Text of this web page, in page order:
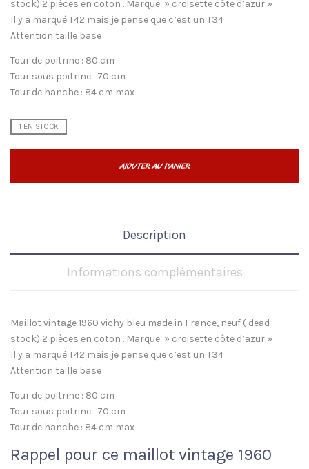
stock) 2 pièces en coton . Marque » croisette côte d’azur »
Il y a marqué T42 mais je pense que c’est un T34
Attention taille base
Tour de poitrine : 80 cm
Tour sous poitrine : 70 cm
Tour de hanche : 84 cm max
1 EN STOCK
AJOUTER AU PANIER
Description
Informations complémentaires
Maillot vintage 1960 vichy bleu made in France, neuf ( dead
stock) 2 pièces en coton . Marque » croisette côte d’azur »
Il y a marqué T42 mais je pense que c’est un T34
Attention taille base
Tour de poitrine : 80 cm
Tour sous poitrine : 70 cm
Tour de hanche : 84 cm max
Rappel pour ce maillot vintage 1960